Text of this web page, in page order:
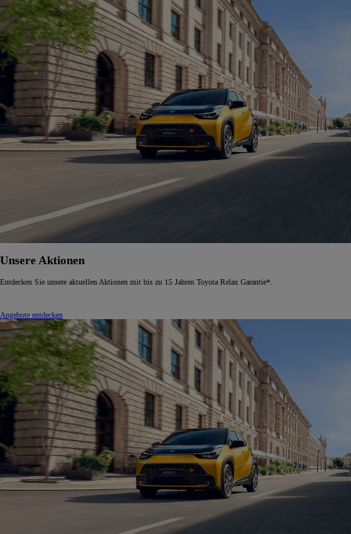
Unsere Aktionen
Entdecken Sie unsere aktuellen Aktionen mit bis zu 15 Jahren Toyota Relax Garantie*.
Angebote entdecken